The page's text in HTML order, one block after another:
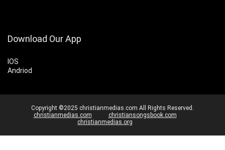
Download Our App
IOS
Andriod
Copyright ©2025 christianmedias.com All Rights Reserved.
christianmedias.com
christiansongsbook.com
christianmedias.org